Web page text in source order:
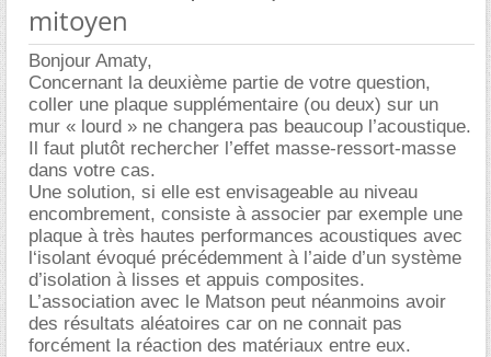
mitoyen
Bonjour Amaty,
Concernant la deuxième partie de votre question,
coller une plaque supplémentaire (ou deux) sur un
mur « lourd » ne changera pas beaucoup l’acoustique.
Il faut plutôt rechercher l’effet masse-ressort-masse
dans votre cas.
Une solution, si elle est envisageable au niveau
encombrement, consiste à associer par exemple une
plaque à très hautes performances acoustiques avec
l‘isolant évoqué précédemment à l’aide d’un système
d’isolation à lisses et appuis composites.
L’association avec le Matson peut néanmoins avoir
des résultats aléatoires car on ne connait pas
forcément la réaction des matériaux entre eux.